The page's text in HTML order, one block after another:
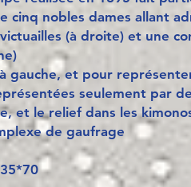
cinq nobles dames allant
(à droite) et une
gauche, et pour
seulement par
et le relief dans les
de gaufrage